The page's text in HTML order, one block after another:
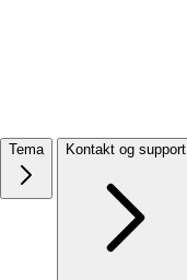
Tema Kontakt og support